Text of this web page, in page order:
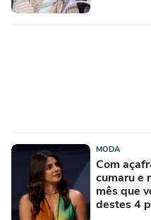
MODA
Com
cumaru e
mês que
destes 4